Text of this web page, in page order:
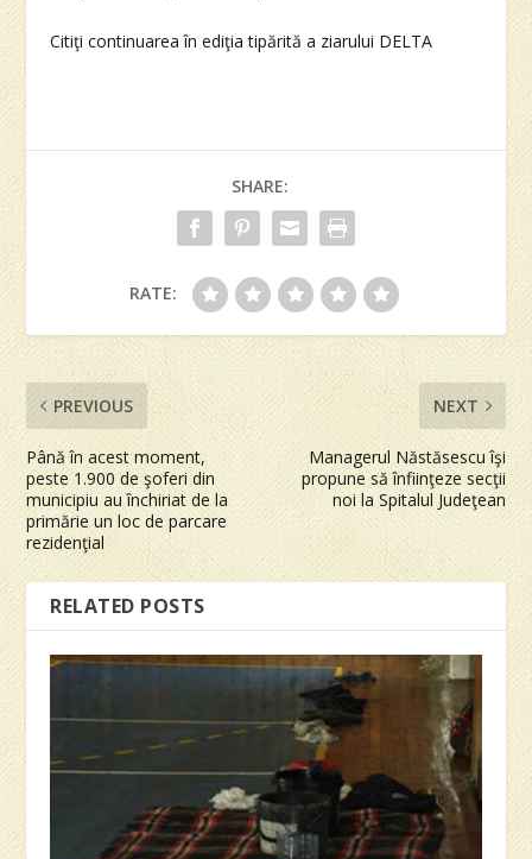
Citiţi continuarea în ediţia tipărită a ziarului DELTA
SHARE:
RATE:
PREVIOUS
Până în acest moment,
peste 1.900 de şoferi din
municipiu au închiriat de la
primărie un loc de parcare
rezidenţial
NEXT
Managerul Năstăsescu îşi
propune să înfiinţeze secţii
noi la Spitalul Judeţean
RELATED POSTS